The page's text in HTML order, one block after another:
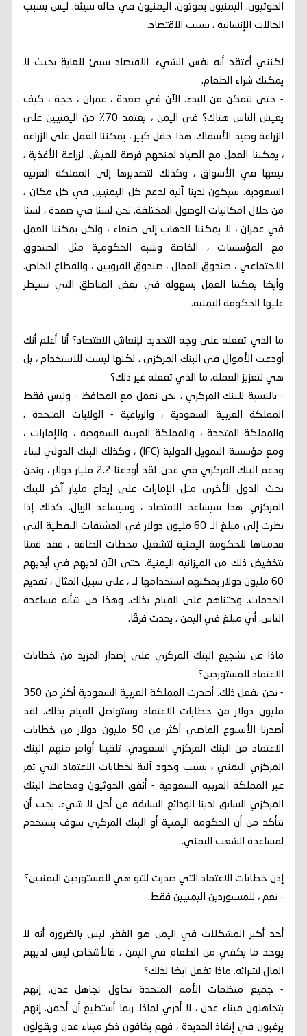
الحوثيون. اليمنيون يموتون. اليمنيون في حالة سيئة. ليس بسبب
الحالات الإنسانية ، بسبب الاقتصاد.
لكنني أعتقد أنه نفس الشيء. الاقتصاد سيئ للغاية بحيث لا
يمكنك شراء الطعام.
- حتى نتمكن من البدء. الآن في صعدة ، عمران ، حجة ، كيف
يعيش الناس هناك؟ في اليمن ، يعتمد 70٪ من اليمنيين على
الزراعة وصيد الأسماك. هذا حقل كبير ، يمكننا العمل على الزراعة
، يمكننا العمل مع الصياد لمنحهم فرصة للعيش. لزراعة الأغذية ،
بيعها في الأسواق ، وكذلك لتصديرها إلى المملكة العربية
السعودية. سيكون لدينا آلية لدعم كل اليمنيين في كل مكان ،
من خلال امكانيات الوصول المختلفة. نحن لسنا في صعدة ، لسنا
في عمران ، لا يمكننا الذهاب إلى صنعاء ، ولكن يمكننا العمل
مع المؤسسات ، الخاصة وشبه الحكومية مثل الصندوق
الاجتماعي ، صندوق العمال ، صندوق القرويين ، والقطاع الخاص.
وأيضا يمكننا العمل بسهولة في بعض المناطق التي تسيطر
عليها الحكومة اليمنية.
ما الذي تفعله على وجه التحديد لإنعاش الاقتصاد؟ أنا أعلم أنك
أودعت الأموال في البنك المركزي ، لكنها ليست للاستخدام ، بل
هي لتعزيز العملة. ما الذي تفعله غير ذلك؟
- بالنسبة للبنك المركزي ، نحن نعمل مع المحافظ - وليس فقط
المملكة العربية السعودية ، والرباعية - الولايات المتحدة ،
والمملكة المتحدة ، والمملكة العربية السعودية ، والإمارات ،
ومع مؤسسة التمويل الدولية (IFC) ، وكذلك البنك الدولي لبناء
ودعم البنك المركزي في عدن. لقد أودعنا 2.2 مليار دولار ، ونحن
نحث الدول الأخرى مثل الإمارات على إيداع مليار آخر للبنك
المركزي. هذا سيساعد الاقتصاد ، وسيساعد الريال. كذلك إذا
نظرت إلى مبلغ الـ 60 مليون دولار في المشتقات النفطية التي
قدمناها للحكومة اليمنية لتشغيل محطات الطاقة ، فقد قمنا
بتخفيض ذلك من الميزانية اليمنية. حتى الآن لديهم في أيديهم
60 مليون دولار يمكنهم استخدامها لـ ، على سبيل المثال ، تقديم
الخدمات. وحثناهم على القيام بذلك. وهذا من شأنه مساعدة
الناس. أي مبلغ في اليمن ، يحدث فرقًا.
ماذا عن تشجيع البنك المركزي على إصدار المزيد من خطابات
الاعتماد للمستوردين؟
- نحن نفعل ذلك. أصدرت المملكة العربية السعودية أكثر من 350
مليون دولار من خطابات الاعتماد وستواصل القيام بذلك. لقد
أصدرنا الأسبوع الماضي أكثر من 50 مليون دولار من خطابات
الاعتماد من البنك المركزي السعودي. تلقينا أوامر منهم البنك
المركزي اليمني ، بسبب وجود آلية لخطابات الاعتماد التي تمر
عبر المملكة العربية السعودية - أنفق الحوثيون ومحافظ البنك
المركزي السابق لدينا الودائع السابقة من أجل لا شيء. يجب أن
نتأكد من أن الحكومة اليمنية أو البنك المركزي سوف يستخدم
لمساعدة الشعب اليمني.
إذن خطابات الاعتماد التي صدرت للتو هي للمستوردين اليمنيين؟
- نعم ، للمستوردين اليمنيين فقط.
أحد أكبر المشكلات في اليمن هو الفقر. ليس بالضرورة أنه لا
يوجد ما يكفي من الطعام في اليمن ، فالأشخاص ليس لديهم
المال لشرائه. ماذا تفعل ايضا لذلك؟
- جميع منظمات الأمم المتحدة تحاول تجاهل عدن. إنهم
يتجاهلون ميناء عدن ، لا أدري لماذا. ربما أستطيع أن أخمن. إنهم
يرغبون في إنقاذ الحديدة ، فهم يخافون ذكر ميناء عدن ويقولون